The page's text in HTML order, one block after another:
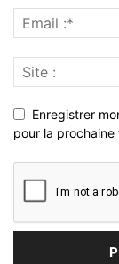
Enregistrer
pour la